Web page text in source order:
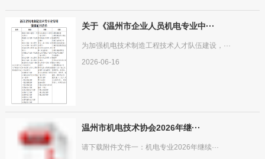
关于《温州市企业人员机电专业中···
为加强机电技术制造工程技术人才队伍建设，···
2026-06-16
温州市机电技术协会2026年继···
请下载附件文件一：机电专业2026年继续···